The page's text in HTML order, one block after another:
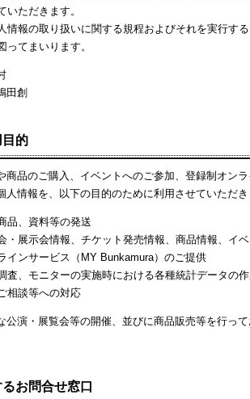
いただきます。
情報の取り扱いに関する規程およびそれを実行す
ってまいります。
田創
的
商品のご購入、イベントへのご参加、登録制オン
人情報を、以下の目的のために利用させていただ
品、資料等の発送
・展示会情報、チケット発売情報、商品情報、イ
インサービス（MY Bunkamura）のご提供
査、モニターの実施時における各種統計データの
相談等への対応
公演・展覧会等の開催、並びに商品販売等を行っ
お問合せ窓口